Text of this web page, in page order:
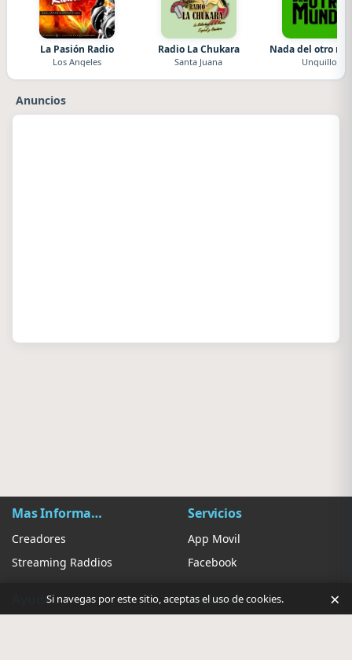
La Pasión Radio
Los Angeles
Radio La Chukara
Santa Juana
Nada del otro
Unquillo
Anuncios
Mas Información
Creadores
Streaming Raddios
Servicios
App Movil
Facebook
Ayuda Ajustes
Si navegas por este sitio, aceptas el uso de cookies. ×